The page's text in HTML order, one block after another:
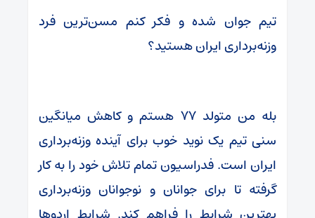
تیم جوان شده و فکر کنم مسن‌ترین فرد
وزنه‌برداری ایران هستید؟
بله من متولد ۷۷ هستم و کاهش میانگین
سنی تیم یک نوید خوب برای آینده وزنه‌برداری
ایران است. فدراسیون تمام تلاش خود را به کار
گرفته تا برای جوانان و نوجوانان وزنه‌برداری